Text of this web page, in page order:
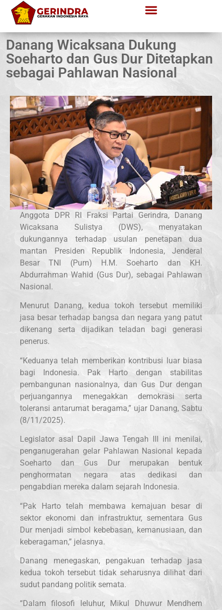
Danang Wicaksana Dukung
Soeharto dan Gus Dur Ditetapkan
sebagai Pahlawan Nasional
Anggota DPR RI Fraksi Partai Gerindra, Danang
Wicaksana Sulistya (DWS), menyatakan
dukungannya terhadap usulan penetapan dua
mantan Presiden Republik Indonesia, Jenderal
Besar TNI (Purn) H.M. Soeharto dan KH.
Abdurrahman Wahid (Gus Dur), sebagai Pahlawan
Nasional.
Menurut Danang, kedua tokoh tersebut memiliki
jasa besar terhadap bangsa dan negara yang patut
dikenang serta dijadikan teladan bagi generasi
penerus.
“Keduanya telah memberikan kontribusi luar biasa
bagi Indonesia. Pak Harto dengan stabilitas
pembangunan nasionalnya, dan Gus Dur dengan
perjuangannya menegakkan demokrasi serta
toleransi antarumat beragama,” ujar Danang, Sabtu
(8/11/2025).
Legislator asal Dapil Jawa Tengah III ini menilai,
penganugerahan gelar Pahlawan Nasional kepada
Soeharto dan Gus Dur merupakan bentuk
penghormatan negara atas dedikasi dan
pengabdian mereka dalam sejarah Indonesia.
“Pak Harto telah membawa kemajuan besar di
sektor ekonomi dan infrastruktur, sementara Gus
Dur menjadi simbol kebebasan, kemanusiaan, dan
keberagaman,” jelasnya.
Danang menegaskan, pengakuan terhadap jasa
kedua tokoh tersebut tidak seharusnya dilihat dari
sudut pandang politik semata.
“Dalam filosofi leluhur, Mikul Dhuwur Mendhem